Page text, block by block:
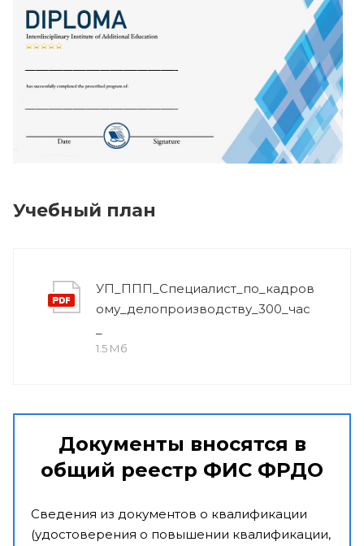
Учебный план
УП_ППП_Специалист_по_кадров
ому_делопроизводству_300_час
1.5 Мб
Документы вносятся в
общий реестр ФИС ФРДО
Сведения из документов о квалификации
(удостоверения о повышении квалификации,